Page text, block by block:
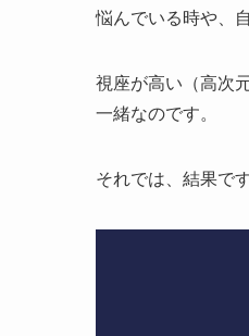
悩んでいる時や、
視座が高い（高次
一緒なのです。
それでは、結果で